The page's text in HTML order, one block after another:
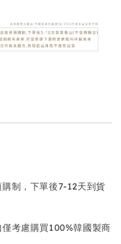
制，下單後7-12天到貨
考慮購買100%韓國製商